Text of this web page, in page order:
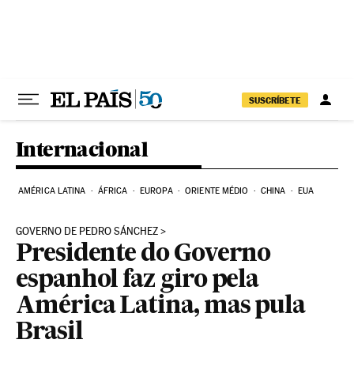
SUSCRÍBETE
Internacional
AMÉRICA LATINA ÁFRICA EUROPA ORIENTE MÉDIO CHINA EUA
GOVERNO DE PEDRO SÁNCHEZ
Presidente do Governo
espanhol faz giro pela
América Latina, mas pula
Brasil